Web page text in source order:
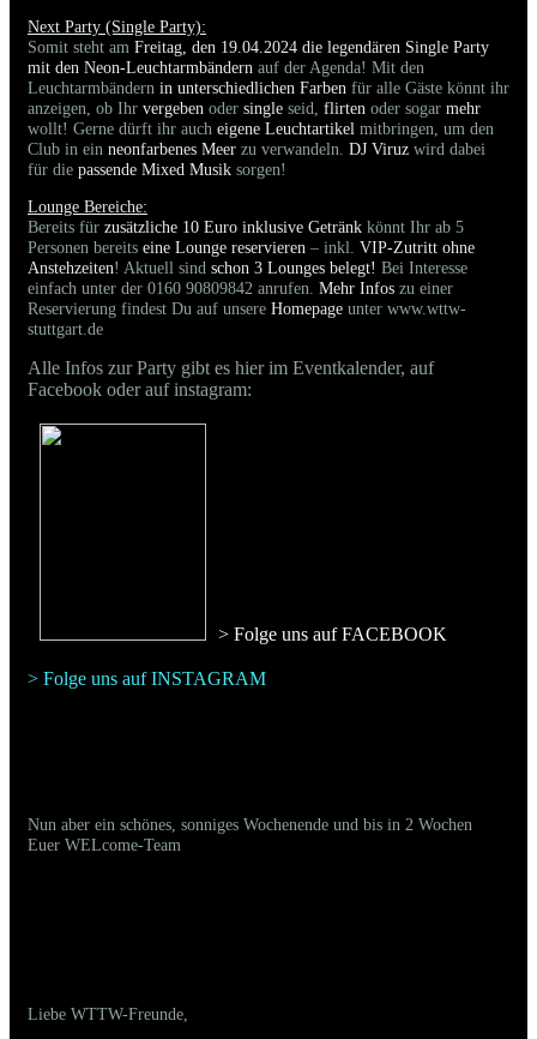
Next Party (Single Party):
Somit steht am Freitag, den 19.04.2024 die legendären Single Party
mit den Neon-Leuchtarmbändern auf der Agenda! Mit den
Leuchtarmbändern in unterschiedlichen Farben für alle Gäste könnt ihr
anzeigen, ob Ihr vergeben oder single seid, flirten oder sogar mehr
wollt! Gerne dürft ihr auch eigene Leuchtartikel mitbringen, um den
Club in ein neonfarbenes Meer zu verwandeln. DJ Viruz wird dabei
für die passende Mixed Musik sorgen!
Lounge Bereiche:
Bereits für zusätzliche 10 Euro inklusive Getränk könnt Ihr ab 5
Personen bereits eine Lounge reservieren – inkl. VIP-Zutritt ohne
Anstehzeiten! Aktuell sind schon 3 Lounges belegt! Bei Interesse
einfach unter der 0160 90809842 anrufen. Mehr Infos zu einer
Reservierung findest Du auf unsere Homepage unter www.wttw-
stuttgart.de
Alle Infos zur Party gibt es hier im Eventkalender, auf
Facebook oder auf instagram:
> Folge uns auf FACEBOOK
> Folge uns auf INSTAGRAM
Nun aber ein schönes, sonniges Wochenende und bis in 2 Wochen
Euer WELcome-Team
Liebe WTTW-Freunde,